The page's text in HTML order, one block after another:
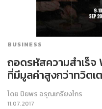
BUSINESS
ถอดรหัสความสำเร็จ
ที่มีมูลค่าสูงกว่าทวิตเ
โดย ปิยพร อรุณเกรียงไกร
11.07.2017